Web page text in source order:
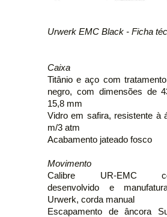
Urwerk EMC Black - Ficha
Caixa
Titânio e aço com
negro, com dimensões de
15,8 mm
Vidro em safira, resistente à
m/3 atm
Acabamento jateado fosco
Movimento
Calibre UR-EMC
desenvolvido e
Urwerk, corda manual
Escapamento de âncora